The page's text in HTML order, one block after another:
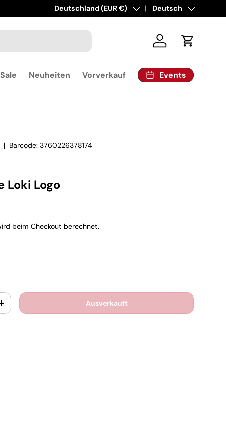
Land/Region
Deutschland (EUR €) SpracheDeutsch
Einloggen
Sale Neuheiten Vorverkauf Events
| Barcode: 3760226378174
Loki Logo
beim Checkout berechnet.
+ Ausverkauft